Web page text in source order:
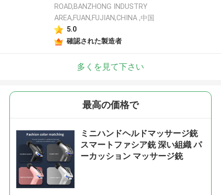
ROAD,BANZHONG INDUSTRY
AREA,FUAN,FUJIAN,CHINA ,中国
5.0
確認された製造者
多くを見て下さい
最高の価格で
ミニハンドヘルドマッサージ銃
スマートファシア銃 深い組織 パ
ーカッション マッサージ銃